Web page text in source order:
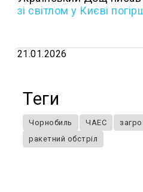
зі світлом у Києві
21.01.2026
Теги
Чорнобиль ЧАЕС
ракетний обстріл